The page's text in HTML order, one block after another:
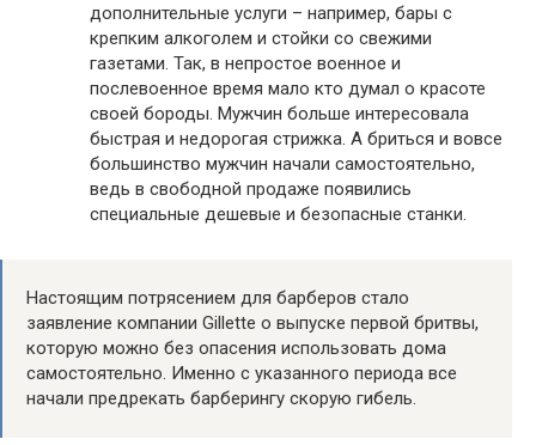
дополнительные услуги – например, бары с
крепким алкоголем и стойки со свежими
газетами. Так, в непростое военное и
послевоенное время мало кто думал о красоте
своей бороды. Мужчин больше интересовала
быстрая и недорогая стрижка. А бриться и вовсе
большинство мужчин начали самостоятельно,
ведь в свободной продаже появились
специальные дешевые и безопасные станки.
Настоящим потрясением для барберов стало
заявление компании Gillette о выпуске первой бритвы,
которую можно без опасения использовать дома
самостоятельно. Именно с указанного периода все
начали предрекать барберингу скорую гибель.